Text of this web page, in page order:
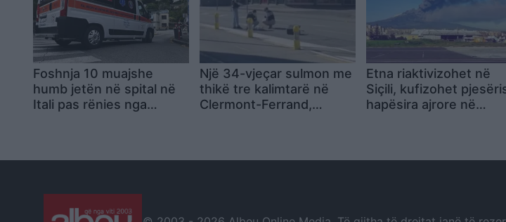
Foshnja 10 muajshe
humb jetën në spital në
Itali pas rënies nga
Një 34-vjeçar sulmon me
thikë tre kalimtarë në
Clermont-Ferrand,
Etna riaktivizohet në
Siçili, kufizohet
hapësira ajrore në